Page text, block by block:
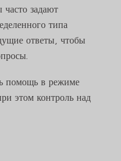
задают
типа
ответы, чтобы
помощь в режиме
этом контроль над